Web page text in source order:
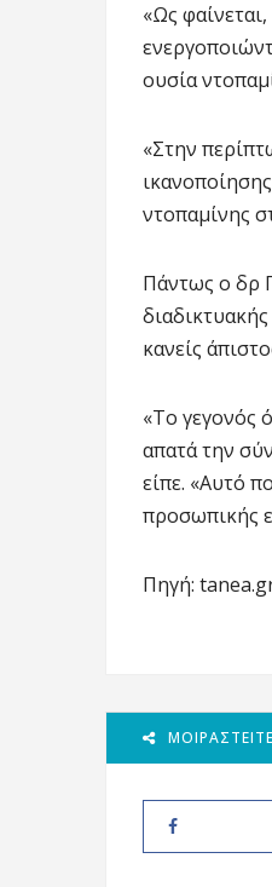
«Ως
ουσία
«Στην
ντοπαμίνης
Πάντως ο δρ
κανείς
«Το γεγονός
απατά την
είπε. «Αυτό
προσωπικής
Πηγή: